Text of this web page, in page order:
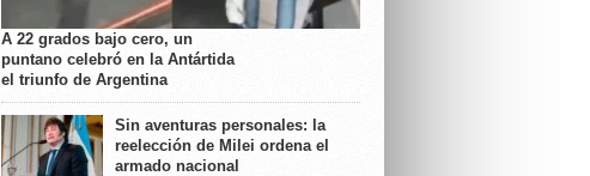
A 22 grados bajo cero, un
puntano celebró en la Antártida
el triunfo de Argentina
Sin aventuras personales: la
reelección de Milei ordena el
armado nacional